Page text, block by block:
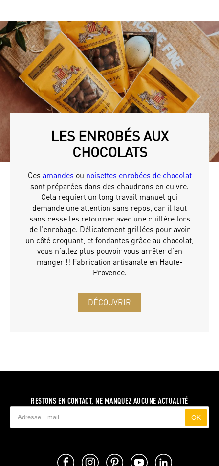
LES ENROBÉS AUX
CHOCOLATS
Ces amandes ou noisettes enrobées de chocolat
sont préparées dans des chaudrons en cuivre.
Cela requiert un long travail manuel qui
demande une attention sans repos, car il faut
sans cesse les retourner avec une cuillère lors
de l’enrobage. Délicatement grillées pour avoir
un côté croquant, et fondantes grâce au chocolat,
vous n’allez plus pouvoir vous arrêter d’en
manger !! Fabrication artisanale en Haute-
Provence.
DÉCOUVRIR
RESTONS EN CONTACT, NE MANQUEZ AUCUNE ACTUALITÉ
OK